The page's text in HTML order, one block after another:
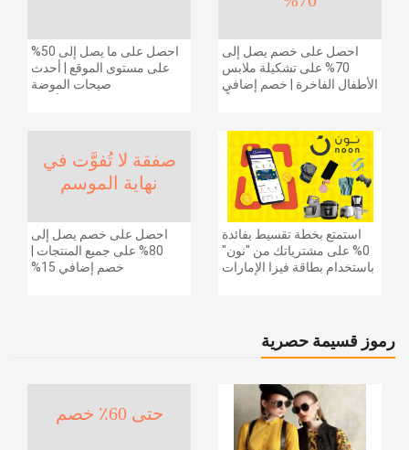
احصل على ما يصل إلى 50%
على مستوى الموقع | أحدث
صيحات الموضة
احصل على خصم يصل إلى
70% على تشكيلة ملابس
الأطفال الفاخرة | خصم إضافي
صفقة لا تُفوَّت في
نهاية الموسم
احصل على خصم يصل إلى
80% على جميع المنتجات |
خصم إضافي 15%
استمتع بخطة تقسيط بفائدة
0% على مشترياتك من "نون"
باستخدام بطاقة فيزا الإمارات
رموز قسيمة حصرية
حتى 60٪ خصم